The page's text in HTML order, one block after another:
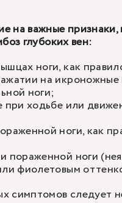
на важные
глубоких вен:
ноги, как
на
ноги;
при ходьбе или
ноги, как
пораженной ноги
фиолетовым
симптомов следует